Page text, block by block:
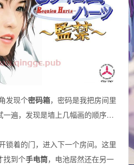
发现个密码箱，密码是我把房间里
一遍，发现是墙上几幅画的顺序…
锁着的门，进入下一个房间。这里
找到个手电筒，电池居然还在另一